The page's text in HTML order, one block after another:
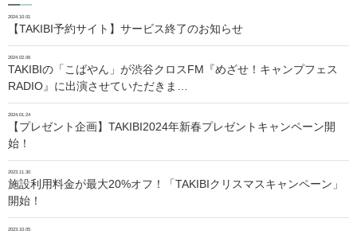
2024.10.01
【TAKIBI予約サイト】サービス終了のお知らせ
2024.02.06
TAKIBIの「こばやん」が渋谷クロスFM『めざせ！キャンプフェス
RADIO』に出演させていただきま…
2024.01.24
【プレゼント企画】TAKIBI2024年新春プレゼントキャンペーン開
始！
2023.11.30
施設利用料金が最大20%オフ！「TAKIBIクリスマスキャンペーン」
開始！
2023.10.05